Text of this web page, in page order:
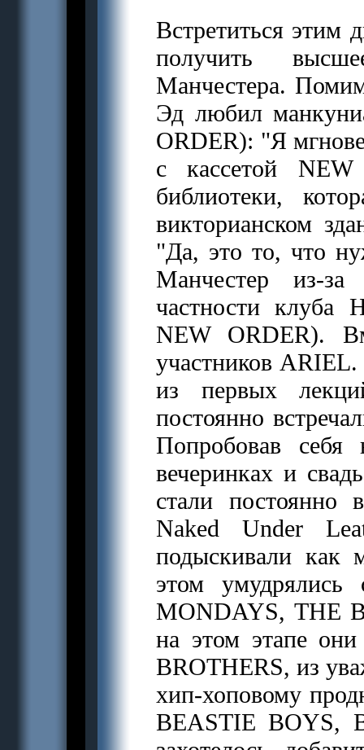
Встретиться этим
получить
Манчестера.
Эд любил
ORDER): "Я
с кассетой
библиотеки,
викторианском
"Да, это то, что
Манчестер из-
частности клуба
NEW ORDER).
участников
из первых
постоянно
Попробовав себя
вечеринках и
стали постоянно
Naked Under
подыскивали
этом
MONDAYS, THE
на этом этапе
BROTHERS, из
хип-хоповому
BEASTIE BOYS,